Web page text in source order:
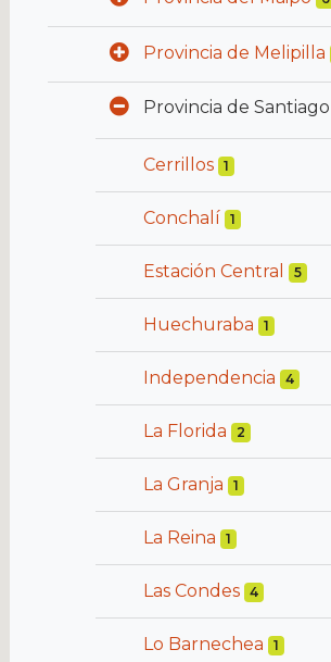
Provincia de Melipilla
Provincia de Santiago
Cerrillos 1
Conchalí 1
Estación Central 5
Huechuraba 1
Independencia 4
La Florida 2
La Granja 1
La Reina 1
Las Condes 4
Lo Barnechea 1